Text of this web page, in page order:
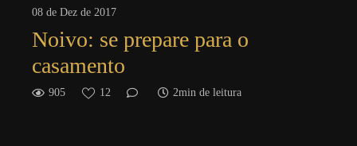
08 de Dez de 2017
Noivo: se prepare para o
casamento
905 12 2min de leitura